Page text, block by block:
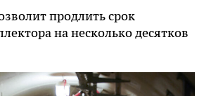
продлить срок
на несколько десятков